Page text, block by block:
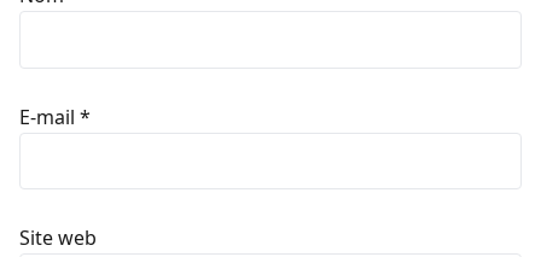
E-mail *
Site web